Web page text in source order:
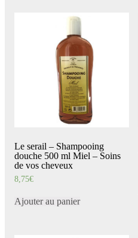
Le serail – Shampooing
douche 500 ml Miel – Soins
de vos cheveux
8,75€
Ajouter au panier